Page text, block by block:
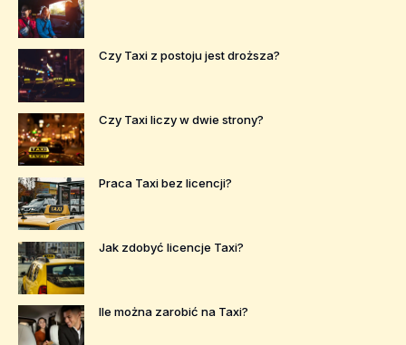
Czy Taxi z postoju jest droższa?
Czy Taxi liczy w dwie strony?
Praca Taxi bez licencji?
Jak zdobyć licencje Taxi?
Ile można zarobić na Taxi?